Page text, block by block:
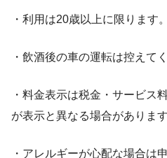
・利用は20歳以上に限ります。
・飲酒後の車の運転は控えて
・料金表示は税金・サービス
が表示と異なる場合があります
・アレルギーが心配な場合は